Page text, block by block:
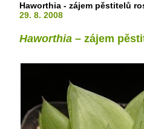
Haworthia - zájem pěstitelů
29. 8. 2008
Haworthia – zájem